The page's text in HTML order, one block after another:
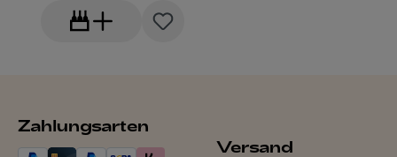
Zahlungsarten
Versand